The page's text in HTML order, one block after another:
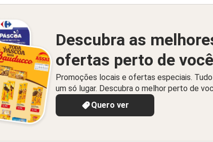
Descubra as
ofertas perto de você
Promoções locais e ofertas especiais.
um só lugar. Descubra o melhor perto de
Quero ver